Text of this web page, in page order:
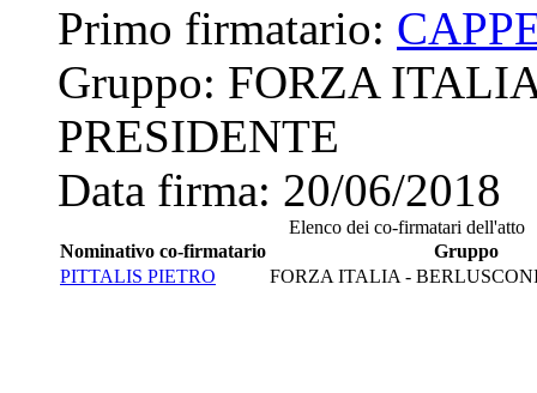
Primo firmatario:
Gruppo: FORZA
PRESIDENTE
Data firma: 20/06/2018
Elenco dei co-firmatari dell'atto
Nominativo co-firmatario
Gruppo
PITTALIS PIETRO
FORZA ITALIA -